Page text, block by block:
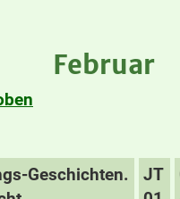
Februar
Geschichten.
JT